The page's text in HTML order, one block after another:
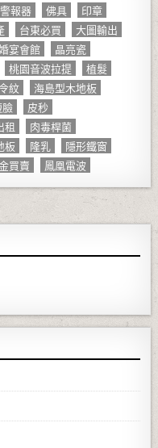
報器 佛具
印章
台東必買
大圖輸出
宴會館
晶亮瓷
桃園音波拉提
植髮
紋
海島型木地板
皮秒
租
肉毒桿菌
板 隆乳
隱形鐵窗
買賣 鳳凰電波